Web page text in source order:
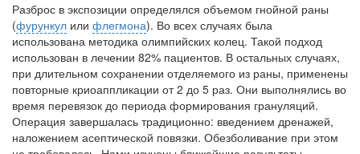
Разброс в экспозиции определялся объемом гнойной раны
(фурункул или флегмона). Во всех случаях была
использована методика олимпийских колец. Такой подход
использован в лечении 82% пациентов. В остальных случаях,
при длительном сохранении отделяемого из раны, применены
повторные криоаппликации от 2 до 5 раз. Они выполнялись во
время перевязок до периода формирования грануляций.
Операция завершалась традиционно: введением дренажей,
наложением асептической повязки. Обезболивание при этом